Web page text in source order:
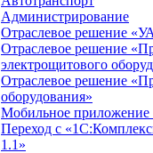
Администрирование
Отраслевое решение
Отраслевое решение
электрощитового
Отраслевое решение
оборудования»
Мобильное
Переход с
1.1»